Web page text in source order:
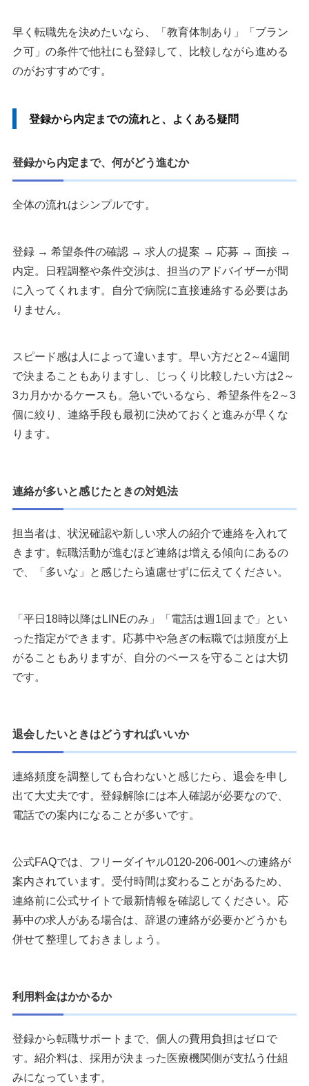
早く転職先を決めたいなら、「教育体制あり」「ブラン
ク可」の条件で他社にも登録して、比較しながら進める
のがおすすめです。
登録から内定までの流れと、よくある疑問
登録から内定まで、何がどう進むか
全体の流れはシンプルです。
登録 → 希望条件の確認 → 求人の提案 → 応募 → 面接 →
内定。日程調整や条件交渉は、担当のアドバイザーが間
に入ってくれます。自分で病院に直接連絡する必要はあ
りません。
スピード感は人によって違います。早い方だと2～4週間
で決まることもありますし、じっくり比較したい方は2～
3カ月かかるケースも。急いでいるなら、希望条件を2～3
個に絞り、連絡手段も最初に決めておくと進みが早くな
ります。
連絡が多いと感じたときの対処法
担当者は、状況確認や新しい求人の紹介で連絡を入れて
きます。転職活動が進むほど連絡は増える傾向にあるの
で、「多いな」と感じたら遠慮せずに伝えてください。
「平日18時以降はLINEのみ」「電話は週1回まで」とい
った指定ができます。応募中や急ぎの転職では頻度が上
がることもありますが、自分のペースを守ることは大切
です。
退会したいときはどうすればいいか
連絡頻度を調整しても合わないと感じたら、退会を申し
出て大丈夫です。登録解除には本人確認が必要なので、
電話での案内になることが多いです。
公式FAQでは、フリーダイヤル0120-206-001への連絡が
案内されています。受付時間は変わることがあるため、
連絡前に公式サイトで最新情報を確認してください。応
募中の求人がある場合は、辞退の連絡が必要かどうかも
併せて整理しておきましょう。
利用料金はかかるか
登録から転職サポートまで、個人の費用負担はゼロで
す。紹介料は、採用が決まった医療機関側が支払う仕組
みになっています。